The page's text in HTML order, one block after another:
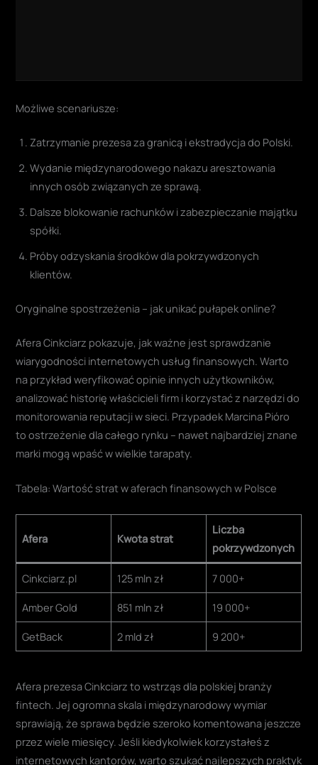
Możliwe scenariusze:
Zatrzymanie prezesa za granicą i ekstradycja do Polski.
Wydanie międzynarodowego nakazu aresztowania
innych osób związanych ze sprawą.
Dalsze blokowanie rachunków i zabezpieczanie majątku
spółki.
Próby odzyskania środków dla pokrzywdzonych
klientów.
Oryginalne spostrzeżenia – jak unikać pułapek online?
Afera Cinkciarz pokazuje, jak ważne jest sprawdzanie
wiarygodności internetowych usług finansowych. Warto
na przykład weryfikować opinie innych użytkowników,
analizować historię właścicieli firm i korzystać z narzędzi do
monitorowania reputacji w sieci. Przypadek Marcina Pióro
to ostrzeżenie dla całego rynku – nawet najbardziej znane
marki mogą wpaść w wielkie tarapaty.
Tabela: Wartość strat w aferach finansowych w Polsce
Afera Kwota strat
Liczba
pokrzywdzonych
Cinkciarz.pl 125 mln zł 7 000+
Amber Gold 851 mln zł 19 000+
GetBack 2 mld zł 9 200+
Afera prezesa Cinkciarz to wstrząs dla polskiej branży
fintech. Jej ogromna skala i międzynarodowy wymiar
sprawiają, że sprawa będzie szeroko komentowana jeszcze
przez wiele miesięcy. Jeśli kiedykolwiek korzystałeś z
internetowych kantorów, warto szukać najlepszych praktyk